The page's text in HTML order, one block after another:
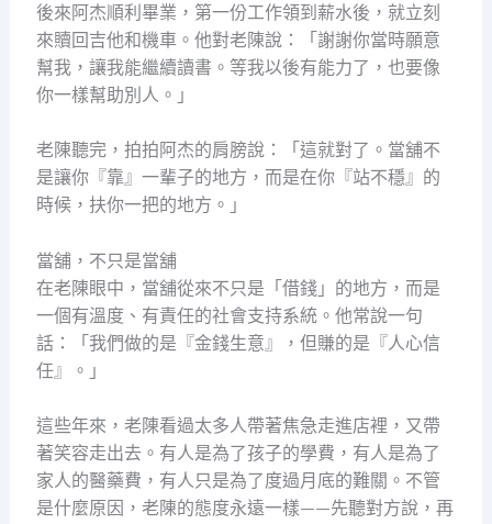
後來阿杰順利畢業，第一份工作領到薪水後，就立刻
來贖回吉他和機車。他對老陳說：「謝謝你當時願意
幫我，讓我能繼續讀書。等我以後有能力了，也要像
你一樣幫助別人。」
老陳聽完，拍拍阿杰的肩膀說：「這就對了。當舖不
是讓你『靠』一輩子的地方，而是在你『站不穩』的
時候，扶你一把的地方。」
當舖，不只是當舖
在老陳眼中，當舖從來不只是「借錢」的地方，而是
一個有溫度、有責任的社會支持系統。他常說一句
話：「我們做的是『金錢生意』，但賺的是『人心信
任』。」
這些年來，老陳看過太多人帶著焦急走進店裡，又帶
著笑容走出去。有人是為了孩子的學費，有人是為了
家人的醫藥費，有人只是為了度過月底的難關。不管
是什麼原因，老陳的態度永遠一樣——先聽對方說，再